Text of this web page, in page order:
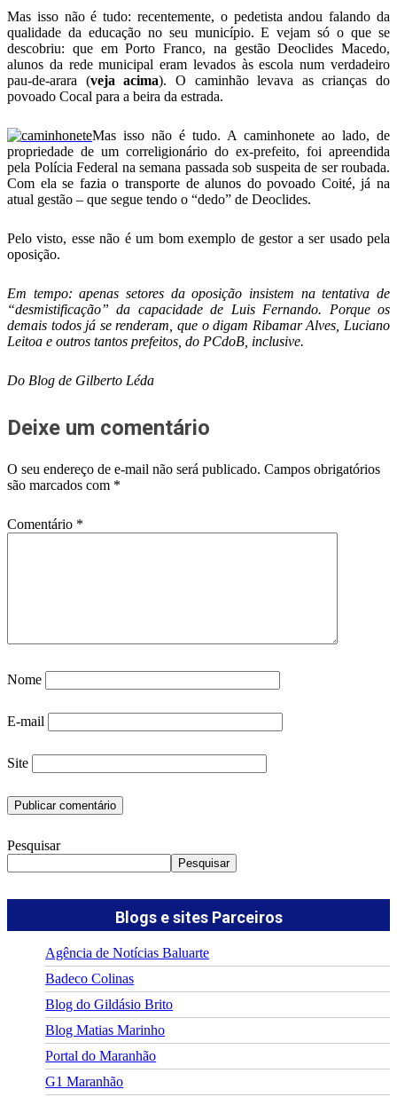
Mas isso não é tudo: recentemente, o pedetista andou falando da
qualidade da educação no seu município. E vejam só o que se
descobriu: que em Porto Franco, na gestão Deoclides Macedo,
alunos da rede municipal eram levados às escola num verdadeiro
pau-de-arara (veja acima). O caminhão levava as crianças do
povoado Cocal para a beira da estrada.
Mas isso não é tudo. A caminhonete ao lado, de
propriedade de um correligionário do ex-prefeito, foi apreendida
pela Polícia Federal na semana passada sob suspeita de ser roubada.
Com ela se fazia o transporte de alunos do povoado Coité, já na
atual gestão – que segue tendo o “dedo” de Deoclides.
Pelo visto, esse não é um bom exemplo de gestor a ser usado pela
oposição.
Em tempo: apenas setores da oposição insistem na tentativa de
“desmistificação” da capacidade de Luis Fernando. Porque os
demais todos já se renderam, que o digam Ribamar Alves, Luciano
Leitoa e outros tantos prefeitos, do PCdoB, inclusive.
Do Blog de Gilberto Léda
Deixe um comentário
O seu endereço de e-mail não será publicado. Campos obrigatórios
são marcados com *
Comentário *
Nome
E-mail
Site
Pesquisar
Pesquisar
Blogs e sites Parceiros
Agência de Notícias Baluarte
Badeco Colinas
Blog do Gildásio Brito
Blog Matias Marinho
Portal do Maranhão
G1 Maranhão